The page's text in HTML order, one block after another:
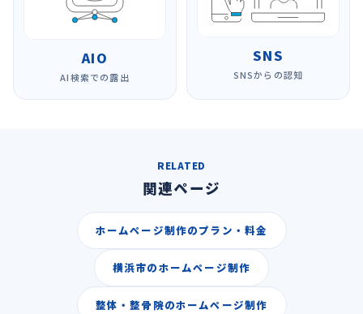
AIO
AI検索での露出
SNS
SNSからの認知
RELATED
関連ページ
ホームページ制作のプラン・料金
横浜市のホームページ制作
整体・整骨院のホームページ制作